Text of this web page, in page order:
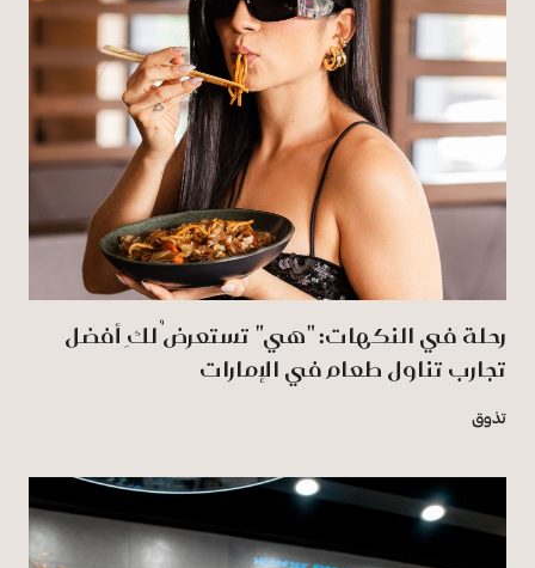
رحلة في النكهات: "هي" تستعرضُ لكِ أفضل
تجارب تناول طعام في الإمارات
تذوق